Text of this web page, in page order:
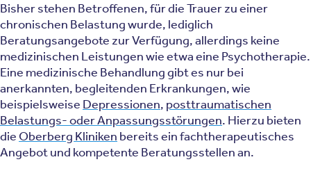
Bisher stehen Betroffenen, für die Trauer zu einer
chronischen Belastung wurde, lediglich
Beratungsangebote zur Verfügung, allerdings keine
medizinischen Leistungen wie etwa eine Psychotherapie.
Eine medizinische Behandlung gibt es nur bei
anerkannten, begleitenden Erkrankungen, wie
beispielsweise Depressionen, posttraumatischen
Belastungs- oder Anpassungsstörungen. Hierzu bieten
die Oberberg Kliniken bereits ein fachtherapeutisches
Angebot und kompetente Beratungsstellen an.